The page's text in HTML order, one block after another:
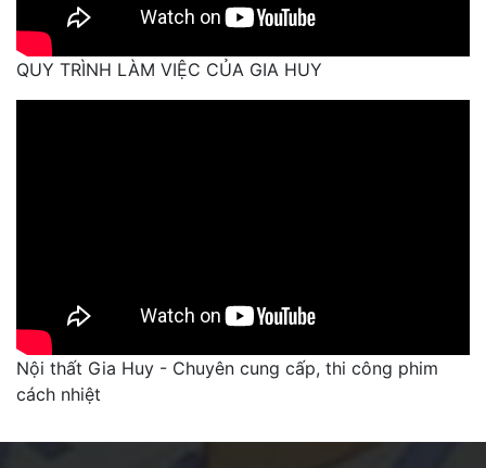
QUY TRÌNH LÀM VIỆC CỦA GIA HUY
Nội thất Gia Huy - Chuyên cung cấp, thi công phim
cách nhiệt